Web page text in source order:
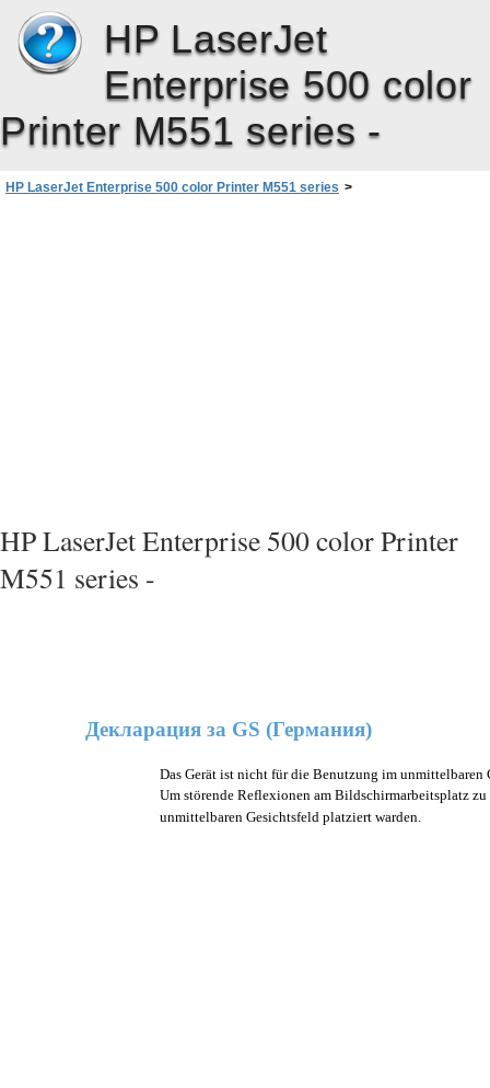
HP LaserJet
Enterprise 500 color
Printer M551 series -
HP LaserJet Enterprise 500 color Printer M551 series >
HP LaserJet Enterprise 500 color Printer
M551 series -
Декларация за GS (Германия)
Das Gerät ist nicht für die Benutzung im
Um störende Reflexionen am Bildschirmarbeitsplatz
unmittelbaren Gesichtsfeld platziert warden.